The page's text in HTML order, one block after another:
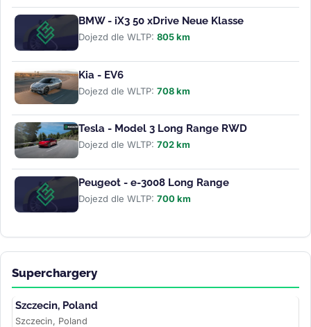
BMW - iX3 50 xDrive Neue Klasse
Dojezd dle WLTP: 805 km
Kia - EV6
Dojezd dle WLTP: 708 km
Tesla - Model 3 Long Range RWD
Dojezd dle WLTP: 702 km
Peugeot - e-3008 Long Range
Dojezd dle WLTP: 700 km
Superchargery
Szczecin, Poland
Szczecin, Poland